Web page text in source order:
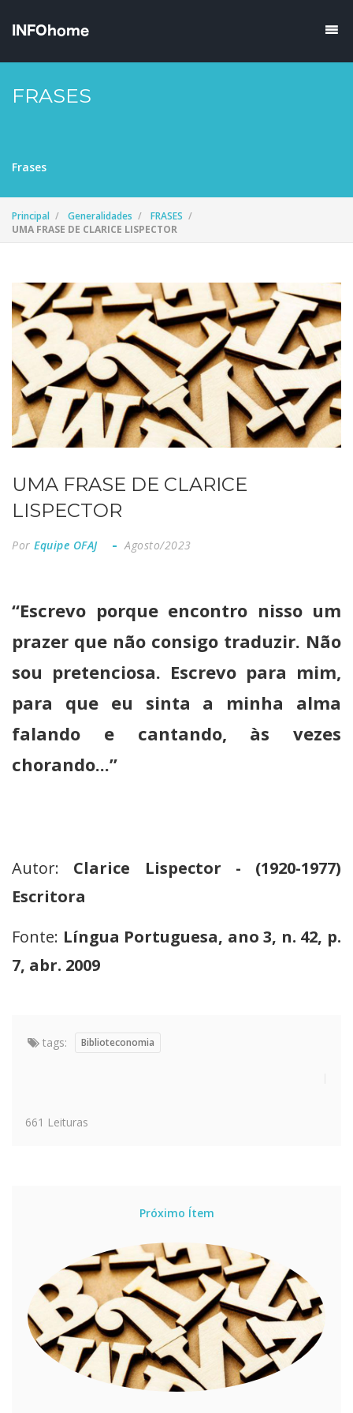
FRASES
Frases
Principal Generalidades
FRASES
UMA FRASE DE CLARICE LISPECTOR
UMA FRASE DE CLARICE
LISPECTOR
Por Equipe OFAJ Agosto/2023
“Escrevo porque encontro nisso um
prazer que não consigo traduzir. Não
sou pretenciosa. Escrevo para mim,
para que eu sinta a minha alma
falando e cantando, às vezes
chorando...”
Autor: Clarice Lispector - (1920-1977)
Escritora
Fonte: Língua Portuguesa, ano 3, n. 42, p.
7, abr. 2009
tags: Biblioteconomia
661 Leituras
Próximo Ítem